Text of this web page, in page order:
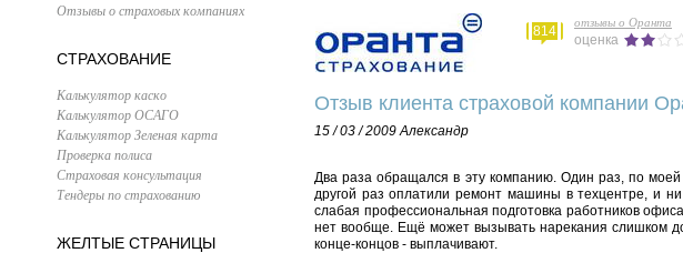
Отзывы о страховых компаниях
СТРАХОВАНИЕ
Калькулятор каско
Калькулятор ОСАГО
Калькулятор Зеленая карта
Проверка полиса
Страховая консультация
Тендеры по страхованию
ЖЕЛТЫЕ СТРАНИЦЫ
814
отзывы о Оранта
оценка
Отзыв клиента страховой компании
15 / 03 / 2009Александр
Два раза обращался в эту компанию. Один раз, по
другой раз оплатили ремонт машины в техцентре, и
слабая профессиональная подготовка работников
нет вообще. Ещё может вызывать нарекания слишком
конце-концов - выплачивают.